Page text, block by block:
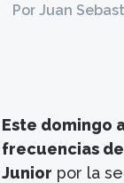
Por Juan
Este domingo
frecuencias
Junior por la